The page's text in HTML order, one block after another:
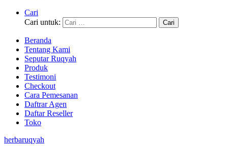
Cari
Cari untuk:
Beranda
Tentang Kami
Seputar Ruqyah
Produk
Testimoni
Checkout
Cara Pemesanan
Daftrar Agen
Daftar Reseller
Toko
herbaruqyah